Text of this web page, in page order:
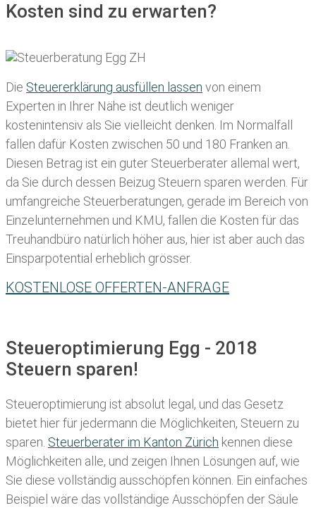
Kosten sind zu erwarten?
Die Steuererklärung ausfüllen lassen von einem
Experten in Ihrer Nähe ist deutlich weniger
kostenintensiv als Sie vielleicht denken. Im Normalfall
fallen dafür Kosten zwischen 50 und 180 Franken an.
Diesen Betrag ist ein guter Steuerberater allemal wert,
da Sie durch dessen Beizug Steuern sparen werden. Für
umfangreiche Steuerberatungen, gerade im Bereich von
Einzelunternehmen und KMU, fallen die Kosten für das
Treuhandbüro natürlich höher aus, hier ist aber auch das
Einsparpotential erheblich grösser.
KOSTENLOSE OFFERTEN-ANFRAGE
Steueroptimierung Egg - 2018
Steuern sparen!
Steueroptimierung ist absolut legal, und das Gesetz
bietet hier für jedermann die Möglichkeiten, Steuern zu
sparen. Steuerberater im K anton Zürich kennen diese
Möglichkeiten alle, und zeigen Ihnen Lösungen auf, wie
Sie diese vollständig ausschöpfen können. Ein einfaches
Beispiel wäre das vollständige Ausschöpfen der Säule